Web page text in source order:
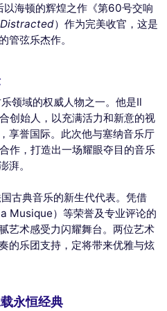
以海顿的辉煌之作《第60号交响
）作为完美收官，这是
管弦乐杰作。
领域的权威人物之一。他是Il
创始人，以充满活力和新意的视
享誉国际。此次他与塞纳音乐厅
作，打造出一场耀眼夺目的音乐
湃。
古典音乐的新生代代表。凭借
Musique）等荣誉及专业评论的
艺术感受力闪耀舞台。两位艺术
的乐团支持，定将带来优雅与炫
永恒经典